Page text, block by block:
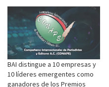
BAI distingue a 10 empresas y
10 líderes emergentes como
ganadores de los Premios